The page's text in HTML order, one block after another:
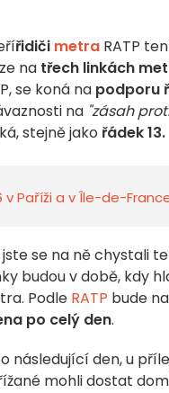
řidiči metra RATP
na třech linkách
se koná na podporu
na "zásah
stejně jako řádek 13.
v Paříži a v Île-de-
se na ně chystali
budou v době, kdy
Podle RATP bude
po celý den.
následující den, u
mohli dostat